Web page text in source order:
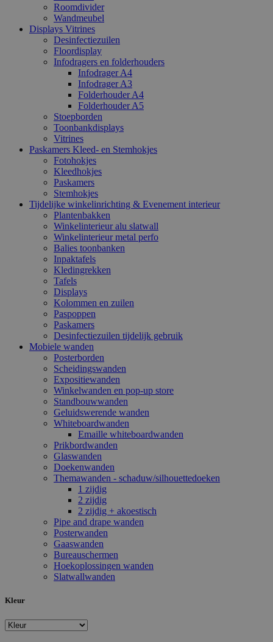
Roomdivider
Wandmeubel
Displays Vitrines
Desinfectiezuilen
Floordisplay
Infodragers en folderhouders
Infodrager A4
Infodrager A3
Folderhouder A4
Folderhouder A5
Stoepborden
Toonbankdisplays
Vitrines
Paskamers Kleed- en Stemhokjes
Fotohokjes
Kleedhokjes
Paskamers
Stemhokjes
Tijdelijke winkelinrichting & Evenement interieur
Plantenbakken
Winkelinterieur alu slatwall
Winkelinterieur metal perfo
Balies toonbanken
Inpaktafels
Kledingrekken
Tafels
Displays
Kolommen en zuilen
Paspoppen
Paskamers
Desinfectiezuilen tijdelijk gebruik
Mobiele wanden
Posterborden
Scheidingswanden
Expositiewanden
Winkelwanden en pop-up store
Standbouwwanden
Geluidswerende wanden
Whiteboardwanden
Emaille whiteboardwanden
Prikbordwanden
Glaswanden
Doekenwanden
Themawanden - schaduw/silhouettedoeken
1 zijdig
2 zijdig
2 zijdig + akoestisch
Pipe and drape wanden
Posterwanden
Gaaswanden
Bureauschermen
Hoekoplossingen wanden
Slatwallwanden
Kleur